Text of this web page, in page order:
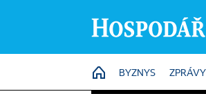
HOME
BYZNYS ZPRÁVY